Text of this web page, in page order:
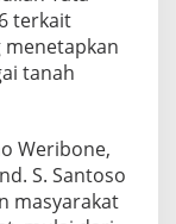
terkait
tanah
Weribone,
S. Santoso
masyarakat